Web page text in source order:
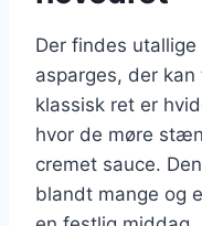
Der findes
asparges, der
klassisk ret er
hvor de møre
cremet sauce.
blandt mange og